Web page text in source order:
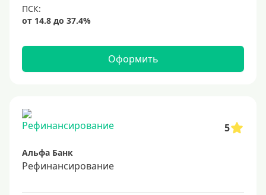
Сумма
1000000 руб
1200000 руб
1300000 руб
1500000 руб
1600000 руб
Оформить
5
Альфа Банк
Рефинансирование